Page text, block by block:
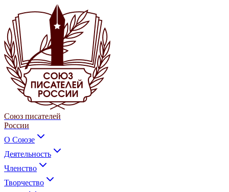
Союз писателей
России
О Союзе
Деятельность
Членство
Творчество